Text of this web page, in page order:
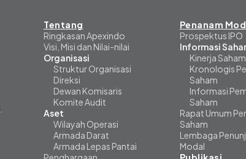
Tentang
Ringkasan Apexindo
Visi, Misi dan Nilai-nilai
Organisasi
Struktur Organisasi
Direksi
Dewan Komisaris
Komite Audit
Aset
Wilayah Operasi
Armada Darat
Armada Lepas Pantai
Penanam
Prospektus IPO
Informasi
Kinerja Saham
Kronologis
Saham
Informasi
Saham
Rapat Umum
Saham
Lembaga
Modal